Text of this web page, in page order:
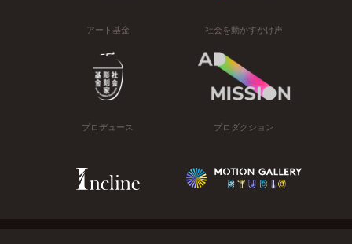
アート基金 社会を動かすかけ声
プロデュース プロダクション